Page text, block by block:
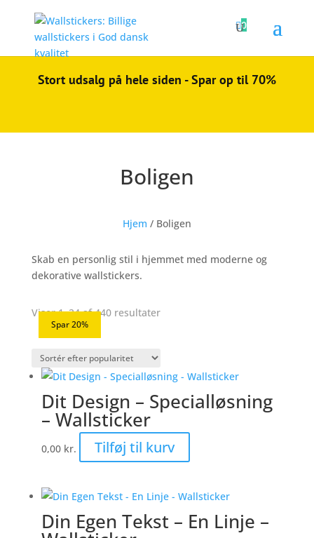
0
Stort udsalg på hele siden - Spar op til 70%
Boligen
Hjem / Boligen
Skab en personlig stil i hjemmet med moderne og
dekorative wallstickers.
Viser 1–24 af 440 resultaterSorteret
Dit Design – Specialløsning
– Wallsticker
0,00 kr. Tilføj til kurv
Spar 20%
Din Egen Tekst – En Linje –
Spar 20%
Spar 20%
Spar 20%
Spar 20%
Spar 20%
Spar 20%
Spar 20%
Spar 19%
Spar 20%
Spar 21%
Spar 19%
Spar 21%
Spar 50%
Spar 20%
Spar 20%
Spar 20%
Spar 19%
Spar 20%
Spar 20%
Spar 19%
Spar 19%
Spar 20%